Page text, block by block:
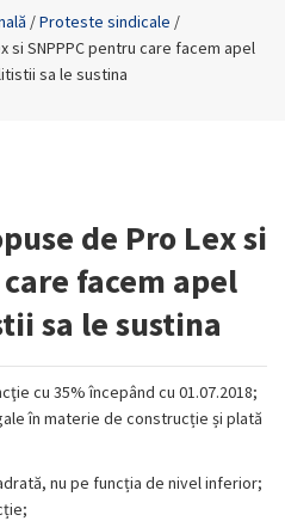
/Proteste sindicale /
si SNPPPC pentru care facem apel
sa le sustina
de Pro Lex si
facem apel
sa le sustina
cu 35% începând cu 01.07.2018;
în materie de construcție și plată
nu pe funcția de nivel inferior;